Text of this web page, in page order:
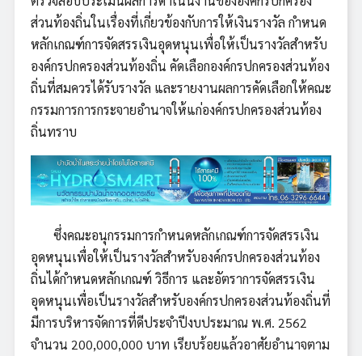
ส่วนท้องถิ่นในเรื่องที่เกี่ยวข้องกับการให้เงินรางวัล กำหนด
หลักเกณฑ์การจัดสรรเงินอุดหนุนเพื่อให้เป็นรางวัลสำหรับ
องค์กรปกครองส่วนท้องถิ่น คัดเลือกองค์กรปกครองส่วนท้อง
ถิ่นที่สมควรได้รับรางวัล และรายงานผลการคัดเลือกให้คณะ
กรรมการการกระจายอำนาจให้แก่องค์กรปกครองส่วนท้อง
ถิ่นทราบ
ซึ่งคณะอนุกรรมการกำหนดหลักเกณฑ์การจัดสรรเงิน
อุดหนุนเพื่อให้เป็นรางวัลสำหรับองค์กรปกครองส่วนท้อง
ถิ่นได้กำหนดหลักเกณฑ์ วิธีการ และอัตราการจัดสรรเงิน
อุดหนุนเพื่อเป็นรางวัลสำหรับองค์กรปกครองส่วนท้องถิ่นที่
มีการบริหารจัดการที่ดีประจำปีงบประมาณ พ.ศ. 2562
จำนวน 200,000,000 บาท เรียบร้อยแล้วอาศัยอำนาจตาม